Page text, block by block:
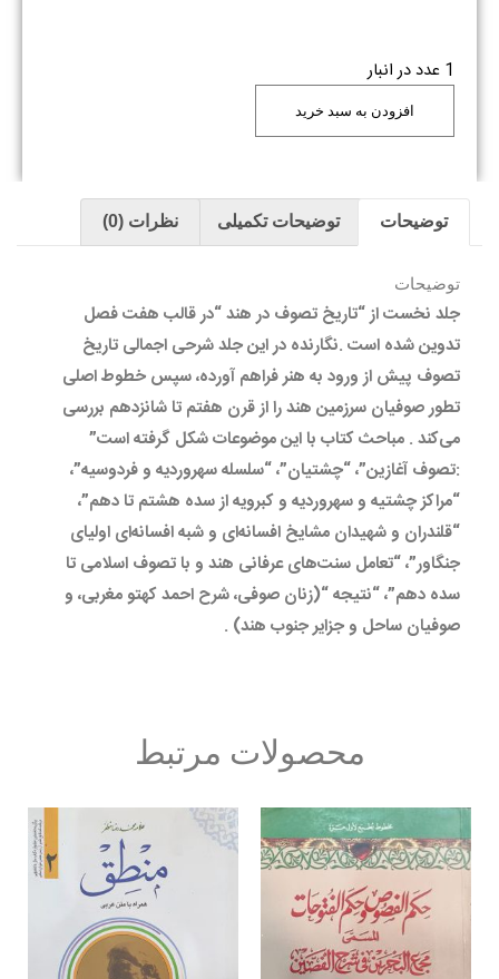
1 عدد در انبار
افزودن به سبد خرید
توضیحات توضیحات تکمیلی نظرات (0)
توضیحات
جلد نخست از “تاریخ تصوف در هند “در قالب هفت فصل
تدوین شده است .نگارنده در این جلد شرحی اجمالی تاریخ
تصوف پیش از ورود به هنر فراهم آورده، سپس خطوط اصلی
تطور صوفیان سرزمین هند را از قرن هفتم تا شانزدهم بررسی
می‌کند . مباحث کتاب با این موضوعات شکل گرفته است”
:تصوف آغازین”، “چشتیان”، “سلسله سهروردیه و فردوسیه”،
“مراکز چشتیه و سهروردیه و کبرویه از سده هشتم تا دهم”،
“قلندران و شهیدان مشایخ افسانه‌ای و شبه افسانه‌ای اولیای
جنگاور”، “تعامل سنت‌های عرفانی هند و با تصوف اسلامی تا
سده دهم”، “نتیجه “(زنان صوفی، شرح احمد کهتو مغربی، و
صوفیان ساحل و جزایر جنوب هند) .
محصولات مرتبط